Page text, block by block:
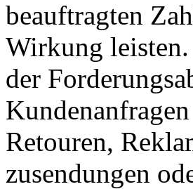
beauftragten
Wirkung
der
Retouren,
zusendungen